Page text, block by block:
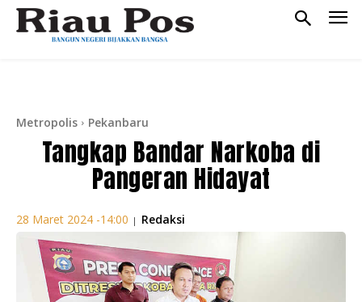
Metropolis Pekanbaru
Tangkap Bandar Narkoba di
Pangeran Hidayat
28 Maret 2024 -14:00 | Redaksi